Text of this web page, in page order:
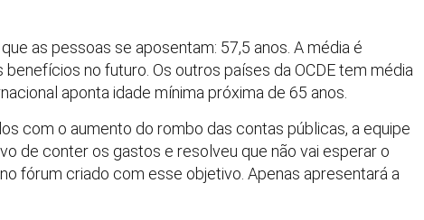
as pessoas se aposentam: 57,5 anos. A média é
no futuro. Os outros países da OCDE tem média
aponta idade mínima próxima de 65 anos.
com o aumento do rombo das contas públicas, a equipe
de conter os gastos e resolveu que não vai esperar o
fórum criado com esse objetivo. Apenas apresentará a